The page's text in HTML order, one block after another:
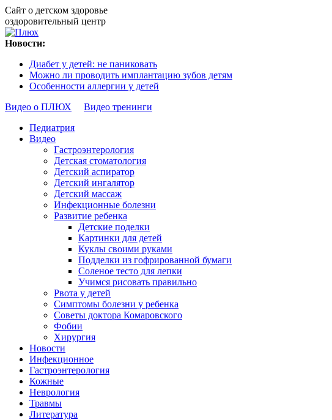
Сайт о детском здоровье
оздоровительный центр
Новости:
Диабет у детей: не паниковать
Можно ли проводить имплантацию зубов детям
Особенности аллергии у детей
Видео о ПЛЮХ
Видео тренинги
Педиатрия
Видео
Гастроэнтерология
Детская стоматология
Детский аспиратор
Детский ингалятор
Детский массаж
Инфекционные болезни
Развитие ребенка
Детские поделки
Картинки для детей
Куклы своими руками
Подделки из гофрированной бумаги
Соленое тесто для лепки
Учимся рисовать правильно
Рвота у детей
Симптомы болезни у ребенка
Советы доктора Комаровского
Фобии
Хирургия
Новости
Инфекционное
Гастроэнтерология
Кожные
Неврология
Травмы
Литература